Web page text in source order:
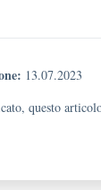
13.07.2023
questo